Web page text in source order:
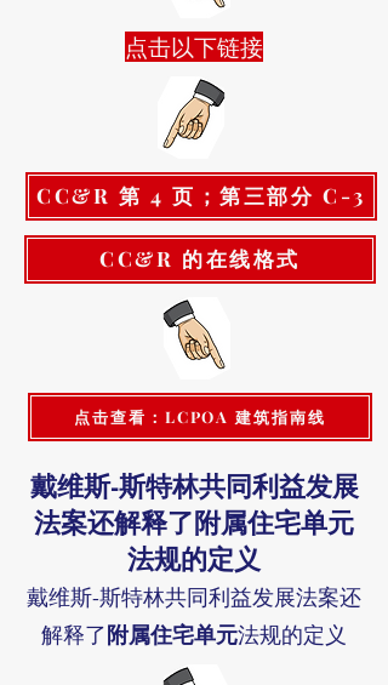
点击以下链接
CC&R 第 4 页；第三部分 C-3
CC&R 的在线格式
点击查看：LCPOA 建筑指南线
戴维斯-斯特林共同利益发展
法案还解释了附属住宅单元
法规的定义
戴维斯-斯特林共同利益发展法案还
解释了附属住宅单元法规的定义